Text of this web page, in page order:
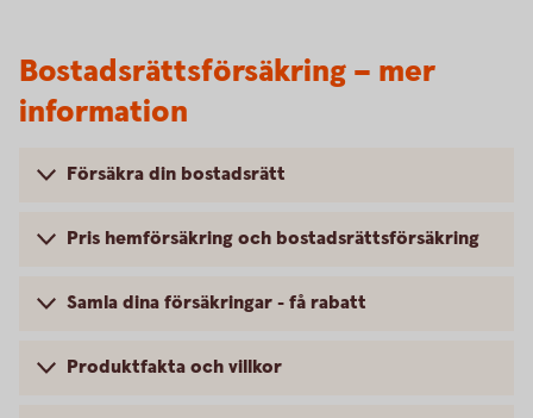
Bostadsrättsförsäkring – mer
information
Försäkra din bostadsrätt
Pris hemförsäkring och bostadsrättsförsäkring
Samla dina försäkringar - få rabatt
Produktfakta och villkor